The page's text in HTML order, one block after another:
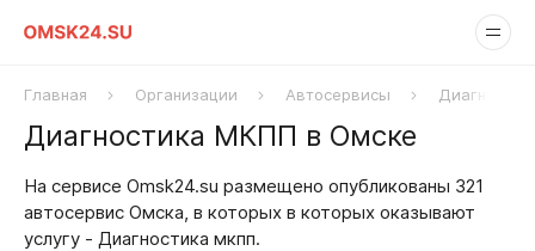
Главная Организации Автосервисы
Диагностика МКПП в Омске
На сервисе Omsk24.su размещено опубликованы 321
автосервис Омска, в которых в которых оказывают
услугу - Диагностика мкпп.